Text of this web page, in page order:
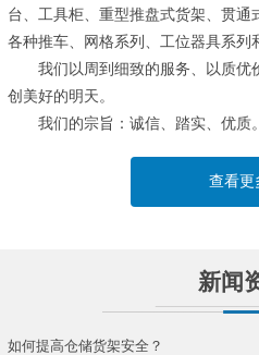
台、工具柜、重型推盘式货架、贯通
各种推车、网格系列、工位器具系列
我们以周到细致的服务、以质优
创美好的明天。
我们的宗旨：诚信、踏实、优质。
查看更
新闻
如何提高仓储货架安全？